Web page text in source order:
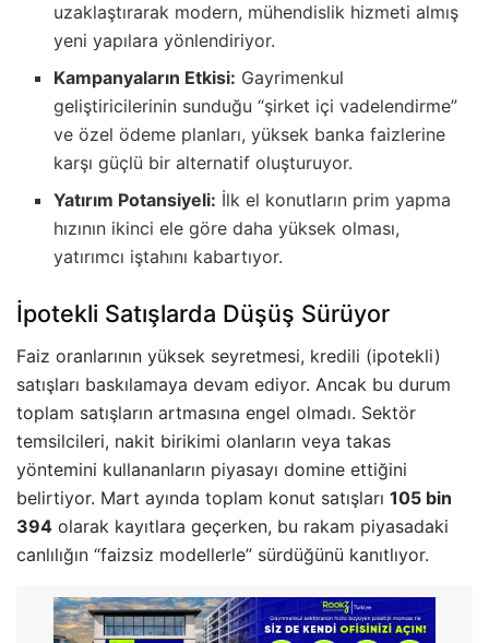
uzaklaştırarak modern, mühendislik hizmeti almış
yeni yapılara yönlendiriyor.
Kampanyaların Etkisi: Gayrimenkul
geliştiricilerinin sunduğu “şirket içi vadelendirme”
ve özel ödeme planları, yüksek banka faizlerine
karşı güçlü bir alternatif oluşturuyor.
Yatırım Potansiyeli: İlk el konutların prim yapma
hızının ikinci ele göre daha yüksek olması,
yatırımcı iştahını kabartıyor.
İpotekli Satışlarda Düşüş Sürüyor
Faiz oranlarının yüksek seyretmesi, kredili (ipotekli)
satışları baskılamaya devam ediyor. Ancak bu durum
toplam satışların artmasına engel olmadı. Sektör
temsilcileri, nakit birikimi olanların veya takas
yöntemini kullananların piyasayı domine ettiğini
belirtiyor. Mart ayında toplam konut satışları 105 bin
394 olarak kayıtlara geçerken, bu rakam piyasadaki
canlılığın “faizsiz modellerle” sürdüğünü kanıtlıyor.